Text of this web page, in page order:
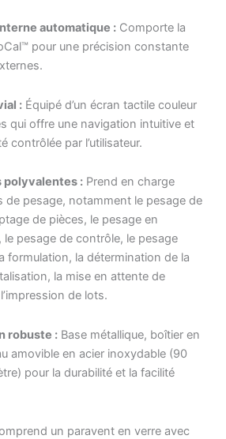
automatique : Comporte la
pour une précision constante
: Équipé d’un écran tactile couleur
qui offre une navigation intuitive et
contrôlée par l’utilisateur.
: Prend en charge
de pesage, notamment le pesage de
de pièces, le pesage en
le pesage de contrôle, le pesage
formulation, la détermination de la
la mise en attente de
de lots.
robuste : Base métallique, boîtier en
amovible en acier inoxydable (90
pour la durabilité et la facilité
un paravent en verre avec